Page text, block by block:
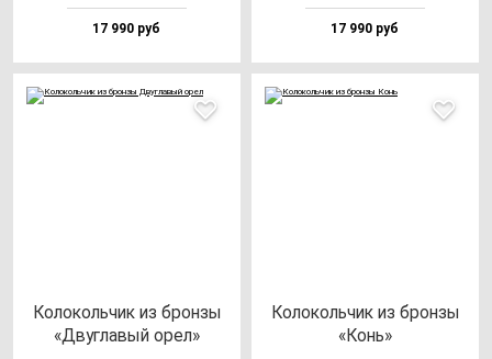
17 990 руб 17 990 руб
Коло­коль­чик из брон­зы
«Двуг­ла­вый орел»
Коло­коль­чик из брон­зы
«Конь»